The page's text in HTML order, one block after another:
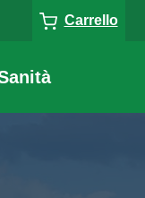
Carrello